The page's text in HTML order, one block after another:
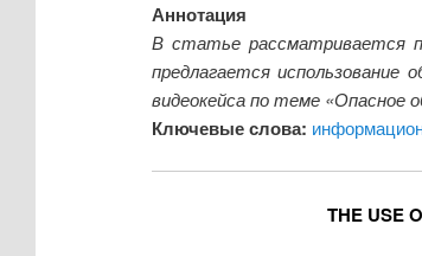
Аннотация
В статье рассматривается
предлагается использование
видеокейса по теме «Опасное
Ключевые слова:
THE USE